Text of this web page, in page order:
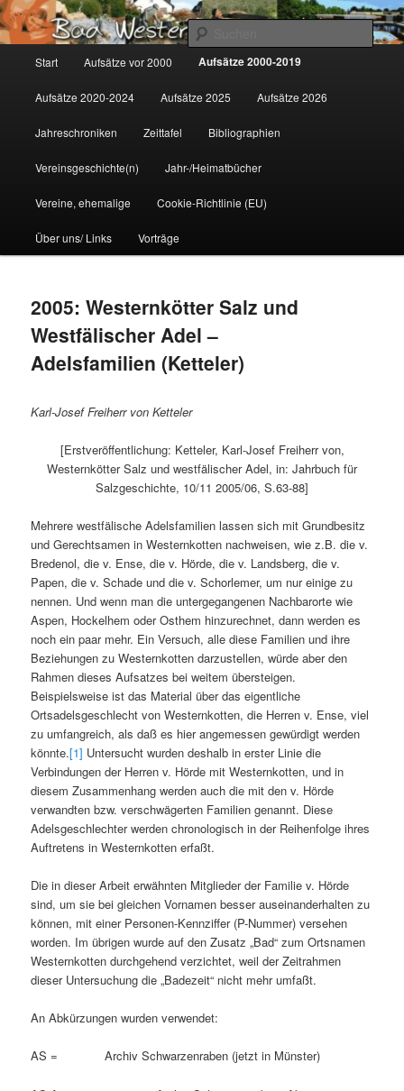
Zum
primären
Inhalt
springen
Gemeinsam für Bad Westernkotten
Start Aufsätze vor 2000 Aufsätze 2000-2019
Aufsätze 2020-2024 Aufsätze 2025 Aufsätze 2026
Jahreschroniken Zeittafel Bibliographien
Vereinsgeschichte(n) Jahr-/Heimatbücher
Vereine, ehemalige Cookie-Richtlinie (EU)
Über uns/ Links Vorträge
2005: Westernkötter Salz und
Westfälischer Adel –
Adelsfamilien (Ketteler)
Karl-Josef Freiherr von Ketteler
[Erstveröffentlichung: Ketteler, Karl-Josef Freiherr von,
Westernkötter Salz und westfälischer Adel, in: Jahrbuch für
Salzgeschichte, 10/11 2005/06, S.63-88]
Mehrere westfälische Adelsfamilien lassen sich mit Grundbesitz
und Gerechtsamen in Westernkotten nachweisen, wie z.B. die v.
Bredenol, die v. Ense, die v. Hörde, die v. Landsberg, die v.
Papen, die v. Schade und die v. Schorlemer, um nur einige zu
nennen. Und wenn man die untergegangenen Nachbarorte wie
Aspen, Hockelhem oder Osthem hinzurechnet, dann werden es
noch ein paar mehr. Ein Versuch, alle diese Familien und ihre
Beziehungen zu Westernkotten darzustellen, würde aber den
Rahmen dieses Aufsatzes bei weitem übersteigen.
Beispielsweise ist das Material über das eigentliche
Ortsadelsgeschlecht von Westernkotten, die Herren v. Ense, viel
zu umfangreich, als daß es hier angemessen gewürdigt werden
könnte.[1] Untersucht wurden deshalb in erster Linie die
Verbindungen der Herren v. Hörde mit Westernkotten, und in
diesem Zusammenhang werden auch die mit den v. Hörde
verwandten bzw. verschwägerten Familien genannt. Diese
Adelsgeschlechter werden chronologisch in der Reihenfolge ihres
Auftretens in Westernkotten erfaßt.
Die in dieser Arbeit erwähnten Mitglieder der Familie v. Hörde
sind, um sie bei gleichen Vornamen besser auseinanderhalten zu
können, mit einer Personen-Kennziffer (P-Nummer) versehen
worden. Im übrigen wurde auf den Zusatz „Bad“ zum Ortsnamen
Westernkotten durchgehend verzichtet, weil der Zeitrahmen
dieser Untersuchung die „Badezeit“ nicht mehr umfaßt.
An Abkürzungen wurden verwendet:
AS = Archiv Schwarzenraben (jetzt in Münster)